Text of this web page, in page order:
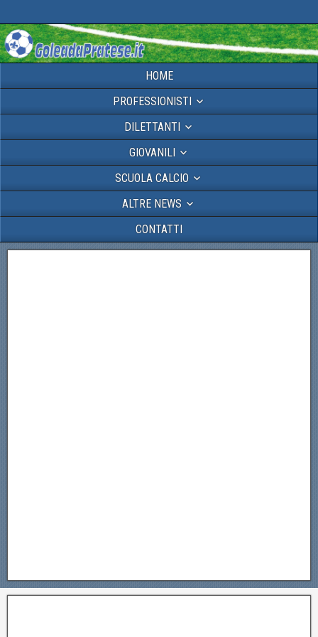
HOME
PROFESSIONISTI
DILETTANTI
GIOVANILI
SCUOLA CALCIO
ALTRE NEWS
CONTATTI